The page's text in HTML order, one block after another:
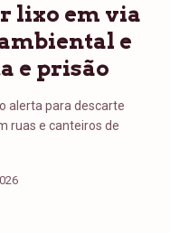
lixo em via
e
e prisão
alerta para descarte
ruas e canteiros de